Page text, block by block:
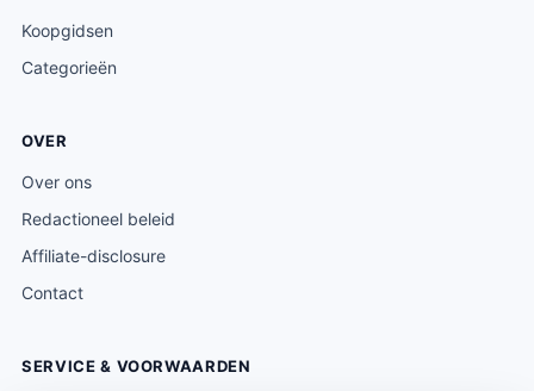
Koopgidsen
Categorieën
OVER
Over ons
Redactioneel beleid
Affiliate-disclosure
Contact
SERVICE & VOORWAARDEN